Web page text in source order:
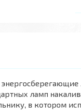
ламп
в котором